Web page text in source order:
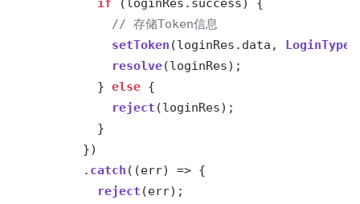
if (loginRes. success) {
// 存储Token信息
setToken (loginRes. data , LoginType
resolve(loginRes);
} else {
reject (loginRes);
}
})
. catch ( (err) => {
reject (err);